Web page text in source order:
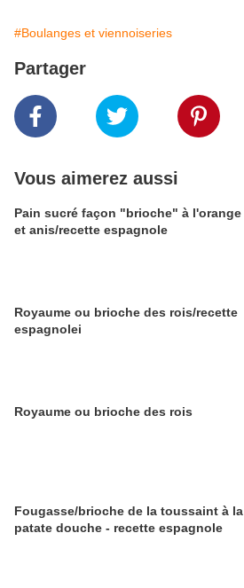
#Boulanges et viennoiseries
Partager
Vous aimerez aussi
Pain sucré façon "brioche" à l'orange
et anis/recette espagnole
Royaume ou brioche des rois/recette
espagnolei
Royaume ou brioche des rois
Fougasse/brioche de la toussaint à la
patate douche - recette espagnole